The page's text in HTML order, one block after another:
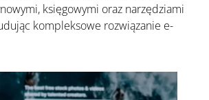
księgowymi oraz narzędziami
kompleksowe rozwiązanie e-